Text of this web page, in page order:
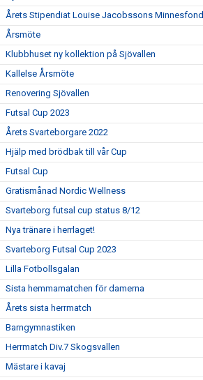
Årets Stipendiat Louise Jacobssons Minnesfond
Årsmöte
Klubbhuset ny kollektion på Sjövallen
Kallelse Årsmöte
Renovering Sjövallen
Futsal Cup 2023
Årets Svarteborgare 2022
Hjälp med brödbak till vår Cup
Futsal Cup
Gratismånad Nordic Wellness
Svarteborg futsal cup status 8/12
Nya tränare i herrlaget!
Svarteborg Futsal Cup 2023
Lilla Fotbollsgalan
Sista hemmamatchen för damerna
Årets sista herrmatch
Barngymnastiken
Herrmatch Div.7 Skogsvallen
Mästare i kavaj